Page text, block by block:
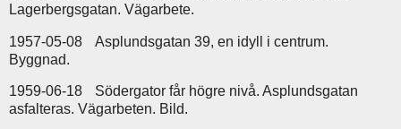
Lagerbergsgatan. Vägarbete.
1957-05-08
Asplundsgatan 39, en idyll i centrum.
Byggnad.
1959-06-18
Södergator får högre nivå. Asplundsgatan
asfalteras. Vägarbeten. Bild.